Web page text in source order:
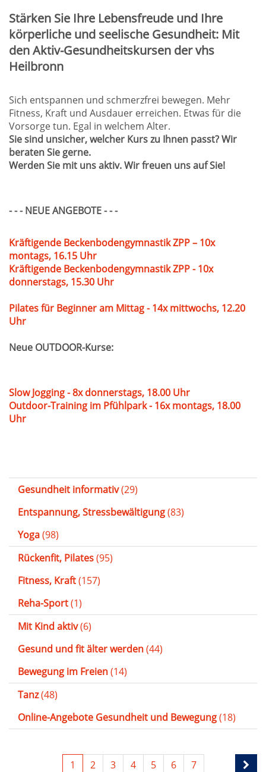
Stärken Sie Ihre Lebensfreude und Ihre
körperliche und seelische Gesundheit: Mit
den Aktiv-Gesundheitskursen der vhs
Heilbronn
Sich entspannen und schmerzfrei bewegen. Mehr
Fitness, Kraft und Ausdauer erreichen. Etwas für die
Vorsorge tun. Egal in welchem Alter.
Sie sind unsicher, welcher Kurs zu Ihnen passt? Wir
beraten Sie gerne.
Werden Sie mit uns aktiv. Wir freuen uns auf Sie!
- - - NEUE ANGEBOTE - - -
Kräftigende Beckenbodengymnastik ZPP – 10x
montags, 16.15 Uhr
Kräftigende Beckenbodengymnastik ZPP - 10x
donnerstags, 15.30 Uhr
Pilates für Beginner am Mittag - 14x mittwochs, 12.20
Uhr
Neue OUTDOOR-Kurse:
Slow Jogging - 8x donnerstags, 18.00 Uhr
Outdoor-Training im Pfühlpark - 16x montags, 18.00
Uhr
Gesundheit informativ(29)
Entspannung, Stressbewältigung(83)
Yoga(98)
Rückenfit, Pilates(95)
Fitness, Kraft(157)
Reha-Sport(1)
Mit Kind aktiv(6)
Gesund und fit älter werden(44)
Bewegung im Freien(14)
Tanz(48)
Online-Angebote Gesundheit und Bewegung(18)
1 2 3 4 5 6 7